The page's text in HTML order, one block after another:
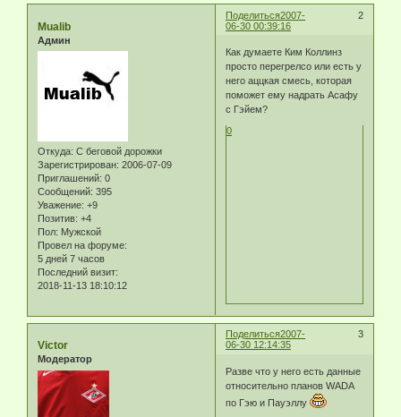
Поделиться 2
2007-
06-30 00:39:16
Mualib
Админ
Откуда: С беговой дорожки
Зарегистрирован: 2006-07-09
Приглашений: 0
Сообщений: 395
Уважение: +9
Позитив: +4
Пол: Мужской
Провел на форуме:
5 дней 7 часов
Последний визит:
2018-11-13 18:10:12
Как думаете Ким Коллинз
просто перегрелсо или есть у
него аццкая смесь, которая
поможет ему надрать Асафу
с Гэйем?
0
Поделиться 3
2007-
06-30 12:14:35
Victor
Модератор
Разве что у него есть данные
относительно планов WADA
по Гэю и Пауэллу